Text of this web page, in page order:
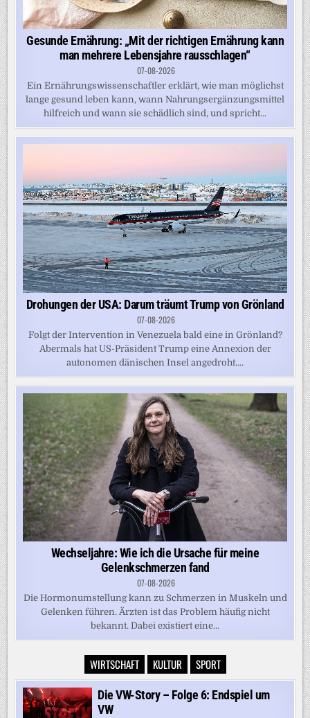
Gesunde Ernährung: „Mit der richtigen Ernährung kann
man mehrere Lebensjahre rausschlagen“
07-08-2026
Ein Ernährungswissenschaftler erklärt, wie man möglichst
lange gesund leben kann, wann Nahrungsergänzungsmittel
hilfreich und wann sie schädlich sind, und spricht...
Drohungen der USA: Darum träumt Trump von Grönland
07-08-2026
Folgt der Intervention in Venezuela bald eine in Grönland?
Abermals hat US-Präsident Trump eine Annexion der
autonomen dänischen Insel angedroht....
Wechseljahre: Wie ich die Ursache für meine
Gelenkschmerzen fand
07-08-2026
Die Hormonumstellung kann zu Schmerzen in Muskeln und
Gelenken führen. Ärzten ist das Problem häufig nicht
bekannt. Dabei existiert eine...
WIRTSCHAFT KULTUR SPORT
Die VW-Story – Folge 6: Endspiel um
VW